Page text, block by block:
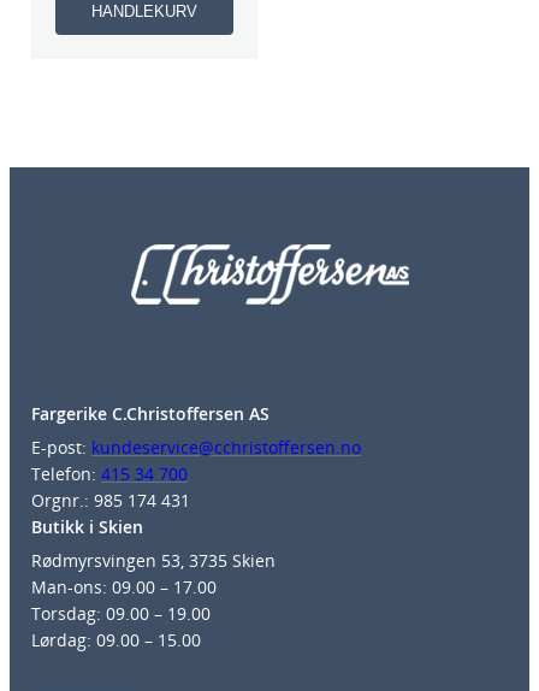
HANDLEKURV
Fargerike C.Christoffersen AS
E-post: kundeservice@cchristoffersen.no
Telefon: 415 34 700
Orgnr.: 985 174 431
Butikk i Skien
Rødmyrsvingen 53, 3735 Skien
Man-ons: 09.00 – 17.00
Torsdag: 09.00 – 19.00
Lørdag: 09.00 – 15.00